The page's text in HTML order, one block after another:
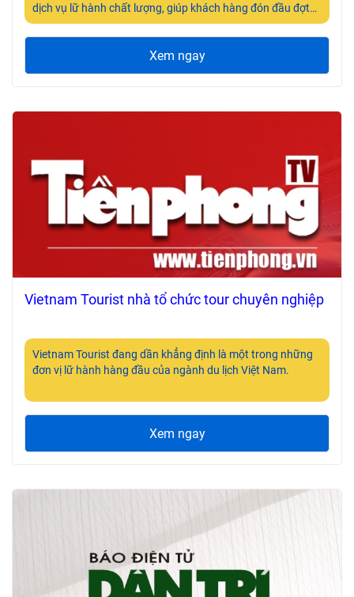
dịch vụ lữ hành chất lượng, giúp khách hàng đón đầu đợt
du lịch hè sắp tới.
Xem ngay
Vietnam Tourist nhà tổ chức tour chuyên nghiệp
Vietnam Tourist đang dần khẳng định là một trong những
đơn vị lữ hành hàng đầu của ngành du lịch Việt Nam.
Xem ngay